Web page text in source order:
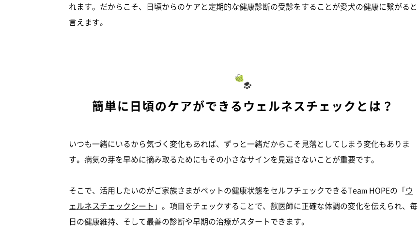
れます。だからこそ、日頃からのケアと定期的な健康診断の受診をすることが愛犬の健康に繋がると
言えます。
簡単に日頃のケアができるウェルネスチェックとは？
いつも一緒にいるから気づく変化もあれば、ずっと一緒だからこそ見落としてしまう変化もありま
す。病気の芽を早めに摘み取るためにもその小さなサインを見逃さないことが重要です。
そこで、活用したいのがご家族さまがペットの健康状態をセルフチェックできるTeam HOPEの「ウ
ェルネスチェックシート 」。項目をチェックすることで、獣医師に正確な体調の変化を伝えられ、毎
日の健康維持、そして最善の診断や早期の治療がスタートできます。